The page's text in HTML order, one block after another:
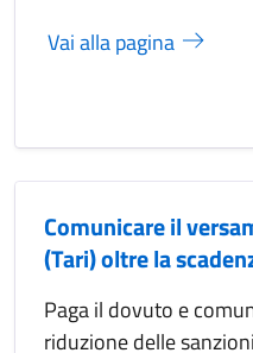
Vai alla pagina
Comunicare il
(Tari) oltre la
Paga il dovuto e
riduzione delle